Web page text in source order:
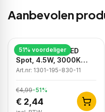
Aanbevolen
51% voordeliger
Dimbare GU10 LED
Spot, 4.5W, 3000K
Warm Wit, IP20
Art.nr: 1301-195-830-11
€4,99-51%
€ 2,44